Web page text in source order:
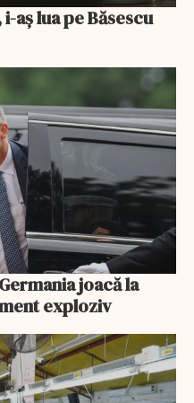
aș lua pe Băsescu
joacă la
exploziv